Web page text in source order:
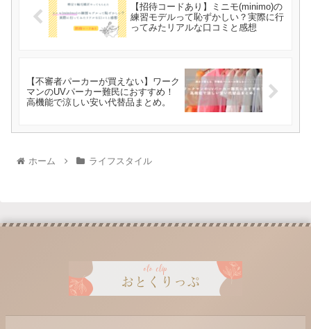
【招待コードあり】ミニモ(minimo)の
練習モデルって恥ずかしい？実際に行
ってみたリアルな口コミと感想
【不審者パーカーが買えない】ワーク
マンのUVパーカー難民におすすめ！
高機能で涼しい安い代替品まとめ。
ホーム ライフスタイル